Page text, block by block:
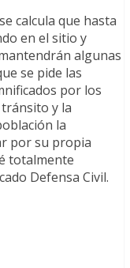
calcula que hasta
en el sitio y
algunas
se pide las
por los
y la
la
por su propia
totalmente
Defensa Civil.